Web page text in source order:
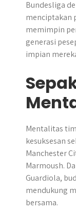
Bundesliga
menciptakan
memimpin
generasi
impian
Mentalitas
kesuksesan
Manchester
Marmoush.
Guardiola,
mendukung
bersama.